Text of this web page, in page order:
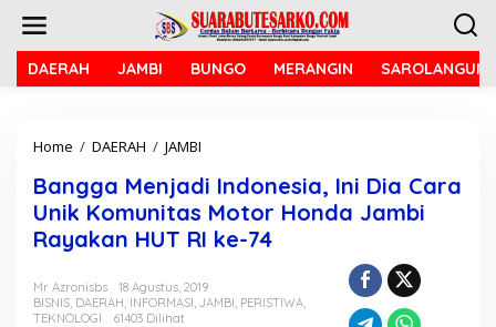
DAERAH JAMBI BUNGO MERANGIN SAROLANGUN
Home / DAERAH / JAMBI
n
a
e
n
Bangga Menjadi Indonesia, Ini Dia Cara
Unik Komunitas Motor Honda Jambi
Rayakan HUT RI ke-74
Mr Azronisbs
18 Agustus, 2019
BISNIS, DAERAH, INFORMASI, JAMBI, PERISTIWA,
TEKNOLOGI
61403 Dilihat